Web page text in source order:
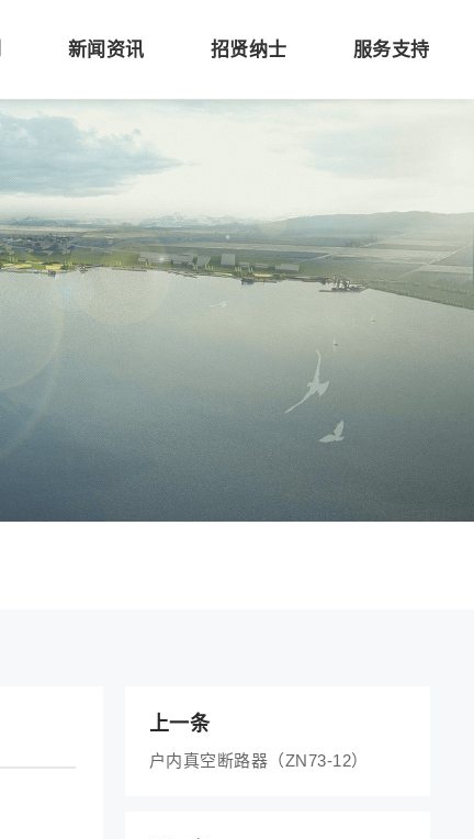
新闻资讯 招贤纳士 服务支持
上一条
户内真空断路器（ZN73-12）